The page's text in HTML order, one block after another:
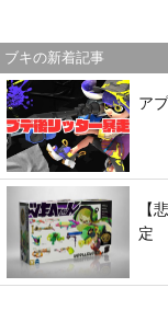
ブキの新着記事
ア
【
定